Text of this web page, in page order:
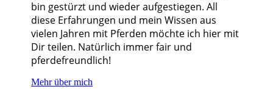
bin gestürzt und wieder aufgestiegen. All
diese Erfahrungen und mein Wissen aus
vielen Jahren mit Pferden möchte ich hier mit
Dir teilen. Natürlich immer fair und
pferdefreundlich!
Mehr über mich